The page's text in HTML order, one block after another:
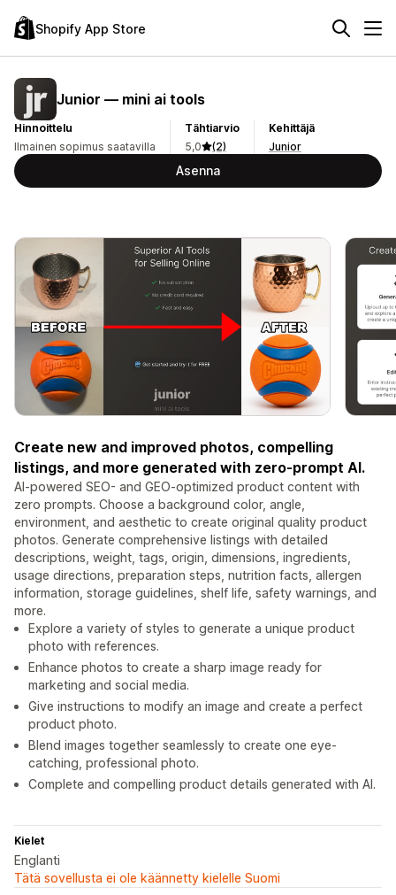
Shopify App Store
Junior — mini ai tools
Hinnoittelu
Ilmainen sopimus saatavilla
Tähtiarvio
5,0
(2)
Kehittäjä
Junior
Asenna
Create new and improved photos, compelling
listings, and more generated with zero-prompt AI.
AI-powered SEO- and GEO-optimized product content with
zero prompts. Choose a background color, angle,
environment, and aesthetic to create original quality product
photos. Generate comprehensive listings with detailed
descriptions, weight, tags, origin, dimensions, ingredients,
usage directions, preparation steps, nutrition facts, allergen
information, storage guidelines, shelf life, safety warnings, and
more.
Explore a variety of styles to generate a unique product
photo with references.
Enhance photos to create a sharp image ready for
marketing and social media.
Give instructions to modify an image and create a perfect
product photo.
Blend images together seamlessly to create one eye-
catching, professional photo.
Complete and compelling product details generated with AI.
Kielet
Englanti
Tätä sovellusta ei ole käännetty kielelle Suomi